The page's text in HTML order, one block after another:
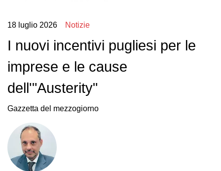
18 luglio 2026 Notizie
I nuovi incentivi pugliesi per le
imprese e le cause
dell'"Austerity"
Gazzetta del mezzogiorno